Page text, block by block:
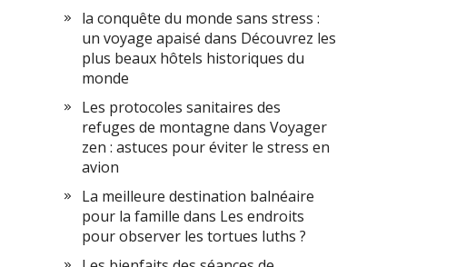
la conquête du monde sans stress :
un voyage apaisé dans Découvrez les
plus beaux hôtels historiques du
monde
Les protocoles sanitaires des
refuges de montagne dans Voyager
zen : astuces pour éviter le stress en
avion
La meilleure destination balnéaire
pour la famille dans Les endroits
pour observer les tortues luths ?